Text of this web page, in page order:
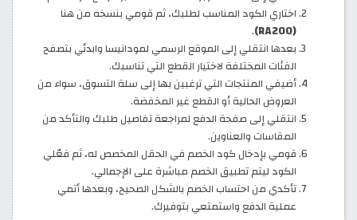
اختاري الكود المناسب لطلبك، ثم قومي بنسخه من هنا
(RA200)
.
بعدها انتقلي إلى الموقع الرسمي لمودانيسا وابدئي بتصفح
الفئات المختلفة لاختيار القطع التي تناسبك.
أضيفي المنتجات التي ترغبين بها إلى سلة التسوق، سواء من
العروض الحالية أو القطع غير المخفضة.
انتقلي إلى صفحة الدفع لمراجعة تفاصيل طلبك والتأكد من
المقاسات والعناوين.
قومي بإدخال كود الخصم في الحقل المخصص له، ثم فعّلي
الكود ليتم تطبيق الخصم مباشرة على الإجمالي.
تأكدي من احتساب الخصم بالشكل الصحيح، وبعدها أتمي
عملية الدفع واستمتعي بتوفيرك.